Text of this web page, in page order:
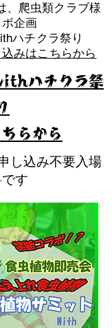
、爬虫類クラブ様
企画
ハチクラ祭り
みはこちらから
し込み不要入場
す
ハチクラ祭
らから